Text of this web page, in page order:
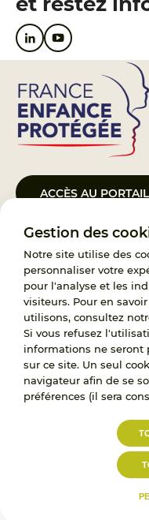
Gestion des
Notre site utilise des
personnaliser votre
pour l'analyse et les
visiteurs. Pour en
utilisons, consultez
Si vous refusez
informations ne seront
sur ce site. Un seul
navigateur afin de se
préférences (il sera
ACCÈS AU PORTAIL
Le Groupement d’Intérêt
janvier 2023, a pour objet
119, d’accompagnement
demandes d’accès aux
Protégée est également
l’ensemble des
politique publique à travers
nationaux.
L’État, les
service de
l’enfance.
partiellement conforme